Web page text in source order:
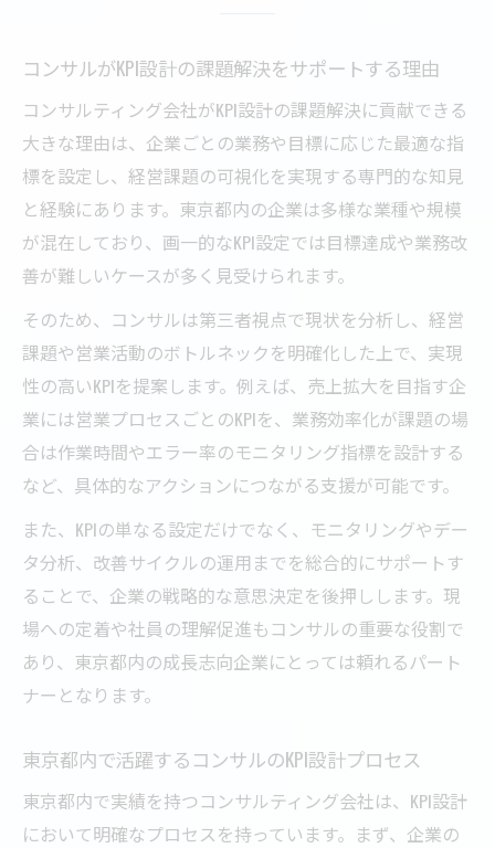
コンサルがKPI設計の課題解決をサポートする理由
コンサルティング会社がKPI設計の課題解決に貢献できる
大きな理由は、企業ごとの業務や目標に応じた最適な指
標を設定し、経営課題の可視化を実現する専門的な知見
と経験にあります。東京都内の企業は多様な業種や規模
が混在しており、画一的なKPI設定では目標達成や業務改
善が難しいケースが多く見受けられます。
そのため、コンサルは第三者視点で現状を分析し、経営
課題や営業活動のボトルネックを明確化した上で、実現
性の高いKPIを提案します。例えば、売上拡大を目指す企
業には営業プロセスごとのKPIを、業務効率化が課題の場
合は作業時間やエラー率のモニタリング指標を設計する
など、具体的なアクションにつながる支援が可能です。
また、KPIの単なる設定だけでなく、モニタリングやデー
タ分析、改善サイクルの運用までを総合的にサポートす
ることで、企業の戦略的な意思決定を後押しします。現
場への定着や社員の理解促進もコンサルの重要な役割で
あり、東京都内の成長志向企業にとっては頼れるパート
ナーとなります。
東京都内で活躍するコンサルのKPI設計プロセス
東京都内で実績を持つコンサルティング会社は、KPI設計
において明確なプロセスを持っています。まず、企業の